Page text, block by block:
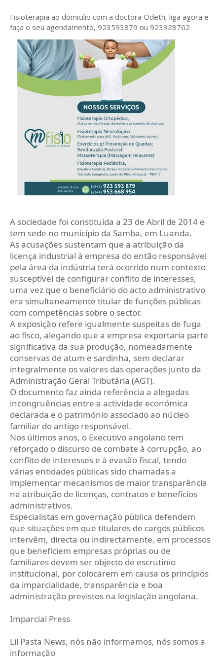
Fisioterapia ao domicílio com a doctora Odeth, liga agora e
faça o seu agendamento, 923593879 ou 923328762
A sociedade foi constituída a 23 de Abril de 2014 e
tem sede no município da Samba, em Luanda.
As acusações sustentam que a atribuição da
licença industrial à empresa do então responsável
pela área da indústria terá ocorrido num contexto
susceptível de configurar conflito de interesses,
uma vez que o beneficiário do acto administrativo
era simultaneamente titular de funções públicas
com competências sobre o sector.
A exposição refere igualmente suspeitas de fuga
ao fisco, alegando que a empresa exportaria parte
significativa da sua produção, nomeadamente
conservas de atum e sardinha, sem declarar
integralmente os valores das operações junto da
Administração Geral Tributária (AGT).
O documento faz ainda referência a alegadas
incongruências entre a actividade económica
declarada e o património associado ao núcleo
familiar do antigo responsável.
Nos últimos anos, o Executivo angolano tem
reforçado o discurso de combate à corrupção, ao
conflito de interesses e à evasão fiscal, tendo
várias entidades públicas sido chamadas a
implementar mecanismos de maior transparência
na atribuição de licenças, contratos e benefícios
administrativos.
Especialistas em governação pública defendem
que situações em que titulares de cargos públicos
intervêm, directa ou indirectamente, em processos
que beneficiem empresas próprias ou de
familiares devem ser objecto de escrutínio
institucional, por colocarem em causa os princípios
da imparcialidade, transparência e boa
administração previstos na legislação angolana.
Imparcial Press
Lil Pasta News, nós não informamos, nós somos a
informação